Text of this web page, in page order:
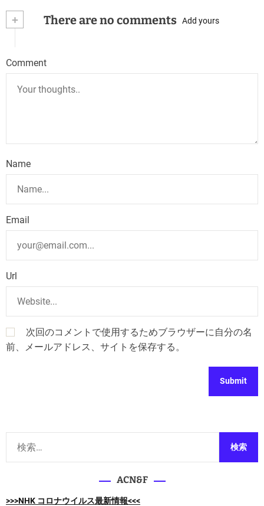
+ There are no comments Add yours
Comment
Name
Email
Url
次回のコメントで使用するためブラウザーに自分の名
前、メールアドレス、サイトを保存する。
ACN&F
>>>NHK コロナウイルス最新情報<<<